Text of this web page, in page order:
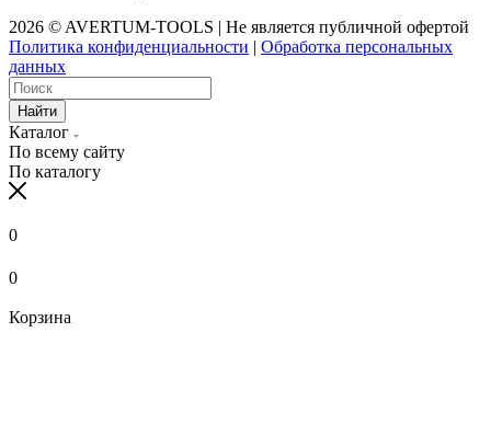
2026 © AVERTUM-TOOLS | Не является публичной офертой
Политика конфиденциальности | Обработка персональных
данных
Найти
Каталог
По всему сайту
По каталогу
0
0
Корзина